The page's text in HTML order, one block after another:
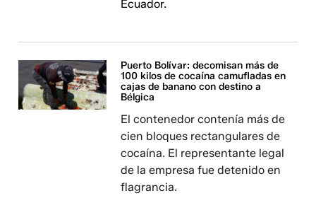
Ecuador.
Puerto Bolívar: decomisan más de
100 kilos de cocaína camufladas en
cajas de banano con destino a
Bélgica
El contenedor contenía más de
cien bloques rectangulares de
cocaína. El representante legal
de la empresa fue detenido en
flagrancia.